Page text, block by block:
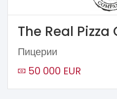
The Real
Пицерии
50 000 EUR